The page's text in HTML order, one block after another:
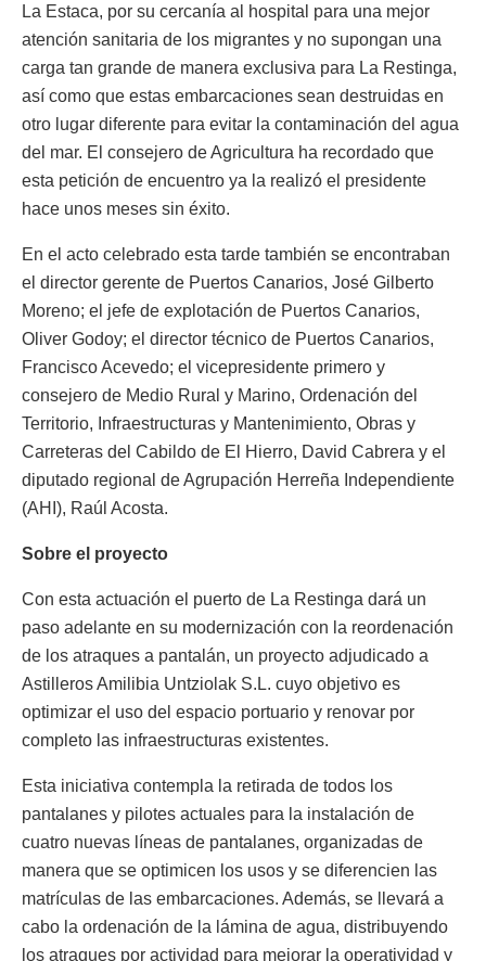
La Estaca, por su cercanía al hospital para una mejor
atención sanitaria de los migrantes y no supongan una
carga tan grande de manera exclusiva para La Restinga,
así como que estas embarcaciones sean destruidas en
otro lugar diferente para evitar la contaminación del agua
del mar. El consejero de Agricultura ha recordado que
esta petición de encuentro ya la realizó el presidente
hace unos meses sin éxito.
En el acto celebrado esta tarde también se encontraban
el director gerente de Puertos Canarios, José Gilberto
Moreno; el jefe de explotación de Puertos Canarios,
Oliver Godoy; el director técnico de Puertos Canarios,
Francisco Acevedo; el vicepresidente primero y
consejero de Medio Rural y Marino, Ordenación del
Territorio, Infraestructuras y Mantenimiento, Obras y
Carreteras del Cabildo de El Hierro, David Cabrera y el
diputado regional de Agrupación Herreña Independiente
(AHI), Raúl Acosta.
Sobre el proyecto
Con esta actuación el puerto de La Restinga dará un
paso adelante en su modernización con la reordenación
de los atraques a pantalán, un proyecto adjudicado a
Astilleros Amilibia Untziolak S.L. cuyo objetivo es
optimizar el uso del espacio portuario y renovar por
completo las infraestructuras existentes.
Esta iniciativa contempla la retirada de todos los
pantalanes y pilotes actuales para la instalación de
cuatro nuevas líneas de pantalanes, organizadas de
manera que se optimicen los usos y se diferencien las
matrículas de las embarcaciones. Además, se llevará a
cabo la ordenación de la lámina de agua, distribuyendo
los atraques por actividad para mejorar la operatividad y